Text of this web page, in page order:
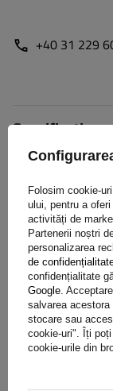
+40 31 229
Specificație
Pune o
Opinie(2)
5/5
Folosim cookie-
ului, pentru a
activități de
Partenerii noștri
personalizarea
de
confidențialitate
Google .
salvarea
stocare sau
cookie-uri". Îți
cookie-urile din